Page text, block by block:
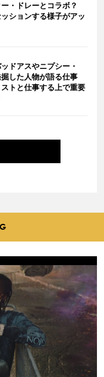
・ドレーとコラボ？
ションする様子がアッ
ドアスやニプシー・
した人物が語る仕事
トと仕事する上で重要